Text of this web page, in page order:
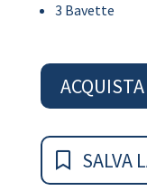
3 Bavette
SALVA